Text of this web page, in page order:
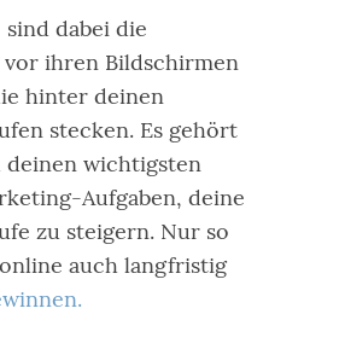
dabei die
vor ihren Bildschirmen
hinter deinen
stecken. Es gehört
deinen wichtigsten
Aufgaben, deine
zu steigern. Nur so
auch langfristig